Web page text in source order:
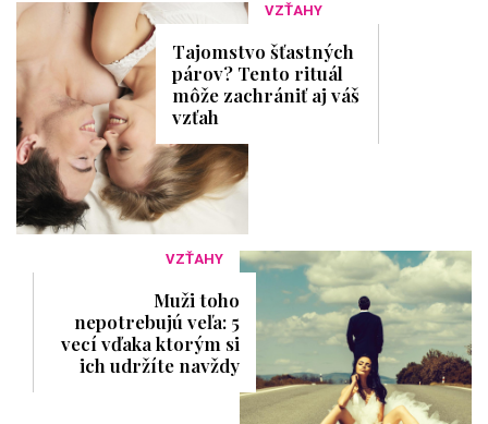
VZŤAHY
Tajomstvo šťastných
párov? Tento rituál
môže zachrániť aj váš
vzťah
VZŤAHY
Muži toho
nepotrebujú veľa: 5
vecí vďaka ktorým si
ich udržíte navždy